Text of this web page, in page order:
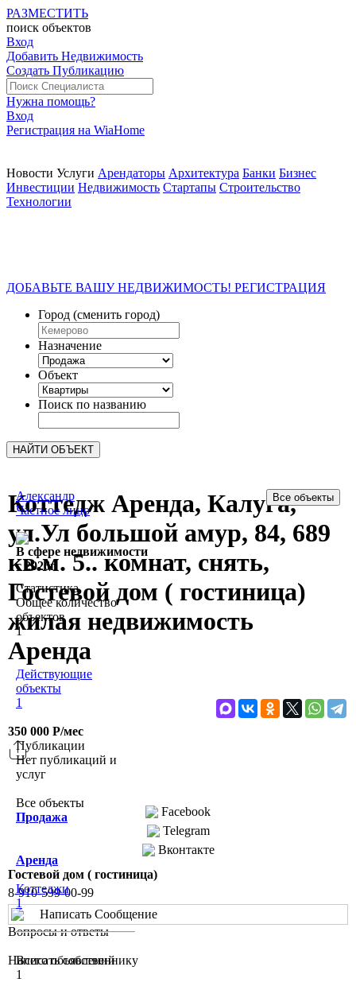
РАЗМЕСТИТЬ
поиск объектов
Вход
Добавить Недвижимость
Создать Публикацию
Нужна помощь?
Вход
Регистрация на WiaHome
Новости Услуги Арендаторы Архитектура Банки Бизнес
Инвестиции Недвижимость Стартапы Строительство
Технологии
ДОБАВЬТЕ ВАШУ НЕДВИЖИМОСТЬ! РЕГИСТРАЦИЯ
Город (сменить город)
Назначение
Объект
Поиск по названию
Александр
Частное лицо
В сфере недвижимости
c 2026г.
Статистика
Общее количество
объектов
1
Действующие
объекты
1
Публикации
Нет публикаций и
услуг
Все объекты
Продажа
Аренда
Коттеджи
1
Всего объявлений
1
Коттедж Аренда, Калуга,
ул.Ул большой амур, 84, 689
кв.м. 5.. комнат, снять,
Гостевой дом ( гостиница)
жилая недвижимость
Аренда
350 000 Р/мес
Поделиться
Facebook
Telegram
Вконтакте
Гостевой дом ( гостиница)
8-910-599-00-99
Написать Сообщение
Вопросы и ответы
Написать собственнику